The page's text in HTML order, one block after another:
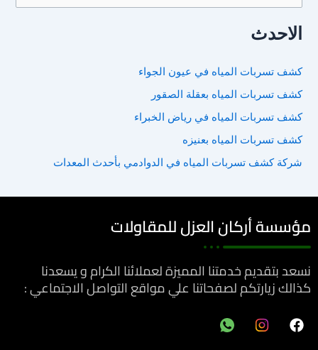
ث
ع
ن
:
الاحدث
كشف تسربات المياه في عيون الجواء
كشف تسربات المياه بعقلة الصقور
كشف تسربات المياه في رياض الخبراء
كشف تسربات المياه بعنيزه
شركة كشف تسربات المياه في الدوادمي بأحدث المعدات
مؤسسة أركان العزل للمقاولات
نسعد بتقديم خدمتنا المميزة لعملائنا الكرام و يسعدنا
كذالك زيارتكم لصفحاتنا علي مواقع التواصل الاجتماعي :
F
a